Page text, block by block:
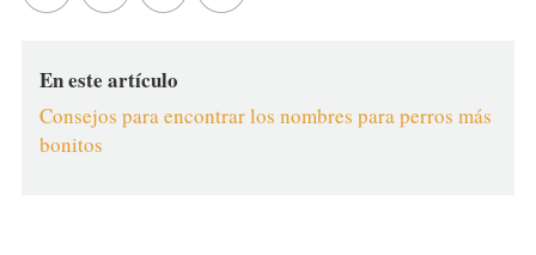
En este artículo
Consejos para encontrar los nombres para perros más
bonitos